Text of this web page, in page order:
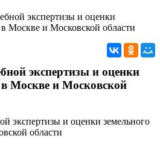
экспертизы и оценки
в Москве и Московской области
экспертизы и оценки
в Москве и Московской